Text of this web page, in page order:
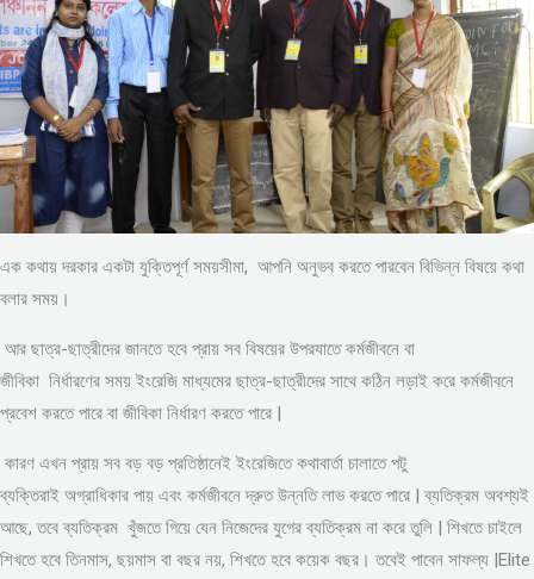
এক কথায় দরকার একটা যুক্তিপূর্ণ সময়সীমা, আপনি অনুভব করতে পারবেন বিভিন্ন বিষয়ে কথা
বলার সময়।
আর ছাত্র-ছাত্রীদের জানতে হবে প্রায় সব বিষয়ের উপরযাতে কর্মজীবনে বা
জীবিকা নির্ধারণের সময় ইংরেজি মাধ্যমের ছাত্র-ছাত্রীদের সাথে কঠিন লড়াই করে কর্মজীবনে
প্রবেশ করতে পারে বা জীবিকা নির্ধারণ করতে পারে |
কারণ এখন প্রায় সব বড় বড় প্রতিষ্ঠানেই ইংরেজিতে কথাবার্তা চালাতে পটু
ব্যক্তিরাই অগ্রাধিকার পায় এবং কর্মজীবনে দ্রুত উন্নতি লাভ করতে পারে | ব্যতিক্রম অবশ্যই
আছে, তবে ব্যতিক্রম খুঁজতে গিয়ে যেন নিজেদের যুগের ব্যতিক্রম না করে তুলি | শিখতে চাইলে
শিখতে হবে তিনমাস, ছয়মাস বা বছর নয়, শিখতে হবে কয়েক বছর। তবেই পাবেন সাফল্য |Elite